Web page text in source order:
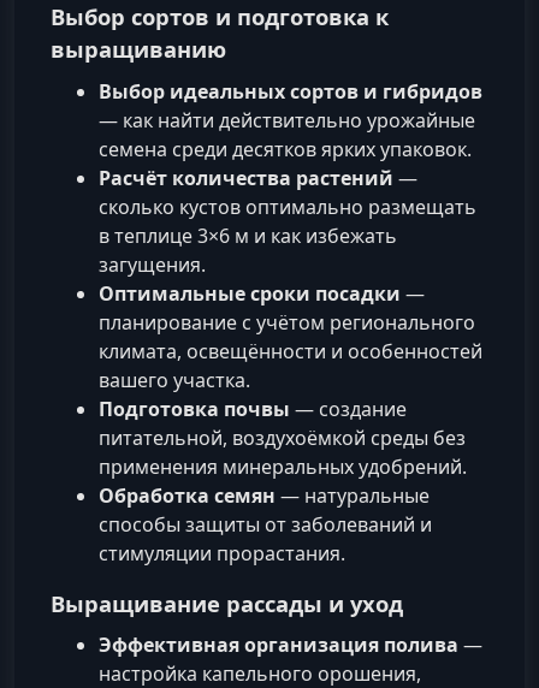
Выбор сортов и подготовка к
выращиванию
Выбор идеальных сортов и гибридов
— как найти действительно урожайные
семена среди десятков ярких упаковок.
Расчёт количества растений —
сколько кустов оптимально размещать
в теплице 3×6 м и как избежать
загущения.
Оптимальные сроки посадки —
планирование с учётом регионального
климата, освещённости и особенностей
вашего участка.
Подготовка почвы — создание
питательной, воздухоёмкой среды без
применения минеральных удобрений.
Обработка семян — натуральные
способы защиты от заболеваний и
стимуляции прорастания.
Выращивание рассады и уход
Эффективная организация полива —
настройка капельного орошения,